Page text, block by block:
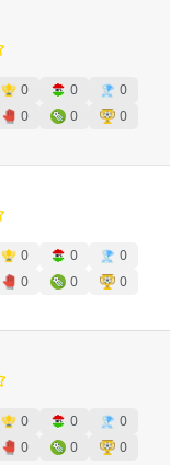
0 0
0
0 0
0
0 0
0
0 0
0
0 0
0
0 0
0